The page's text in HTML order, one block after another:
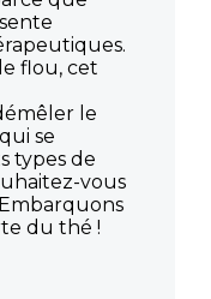
flou, cet
le
se
types de
vous
du thé !